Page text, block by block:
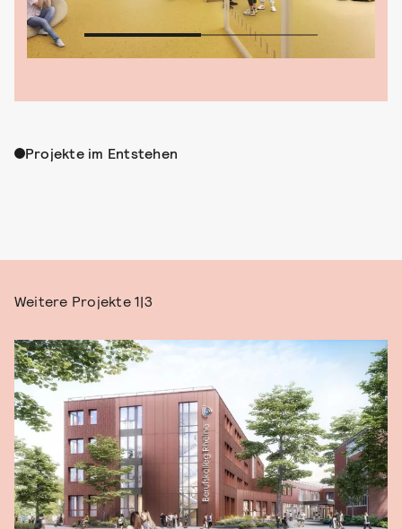
Projekte im Entstehen
Weitere Projekte1|3